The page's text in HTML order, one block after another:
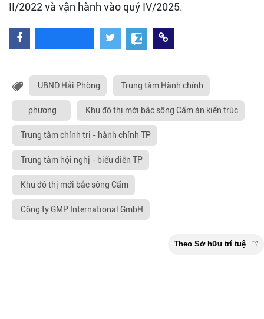
II/2022 và vận hành vào quý IV/2025.
UBND Hải Phòng Trung tâm Hành chính
phương Khu đô thị mới bắc sông Cấm án kiến trúc
Trung tâm chính trị - hành chính TP
Trung tâm hội nghị - biểu diễn TP
Khu đô thị mới bắc sông Cấm
Công ty GMP International GmbH